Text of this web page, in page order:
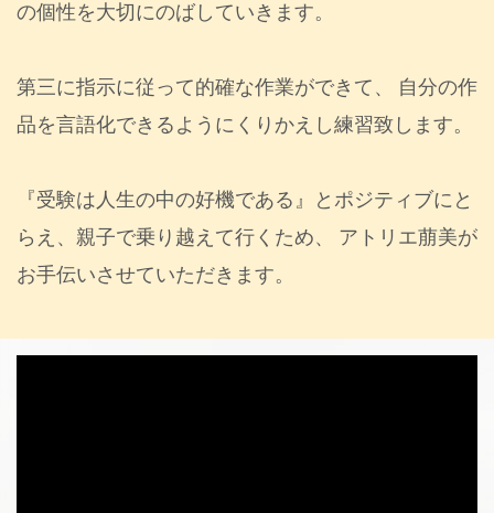
の個性を大切にのばしていきます。
第三に指示に従って的確な作業ができて、
自分の作
品を言語化できるようにくりかえし練習致します。
『受験は人生の中の好機である』とポジティブにと
らえ、親子で乗り越えて行くため、
アトリエ萠美が
お手伝いさせていただきます。